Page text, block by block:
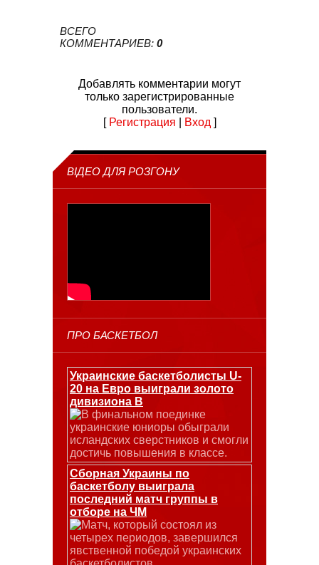
ВСЕГО
КОММЕНТАРИЕВ: 0
Добавлять комментарии могут
только зарегистрированные
пользователи.
[ Регистрация Вход ]
ВІДЕО ДЛЯ РОЗГОНУ
ПРО БАСКЕТБОЛ
Украинские баскетболисты U-
20 на Евро выиграли золото
дивизиона В
В финальном поединке
украинские юниоры обыграли
исландских сверстников и смогли
достичь повышения в классе.
Сборная Украины по
баскетболу выиграла
последний матч группы в
отборе на ЧМ
Матч, который состоял из
четырех периодов, завершился
явственной победой украинских